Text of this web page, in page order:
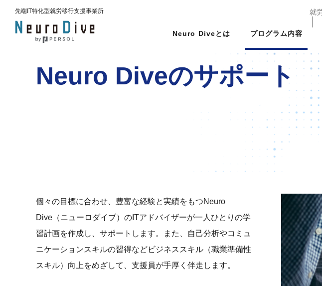
先端IT特化型就労移行支援事業所 就
Neuro Diveとは プログラム内容
Neuro Diveのサポート
個々の目標に合わせ、豊富な経験と実績をもつNeuro
Dive（ニューロダイブ）のITアドバイザーが一人ひとりの学
習計画を作成し、サポートします。また、自己分析やコミュ
ニケーションスキルの習得などビジネススキル（職業準備性
スキル）向上をめざして、支援員が手厚く伴走します。